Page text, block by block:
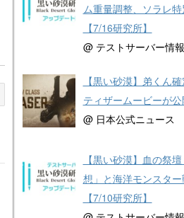
ム重量調整、ソラレ
【7/16研究所】
@ テストサーバー情報
【黒い砂漠】弟くん
ティザームービーが公
@ 日本公式ニュース
【黒い砂漠】血の祭
想」と海洋モンスタ
【7/10研究所】